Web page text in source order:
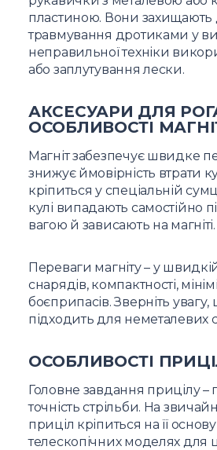
пластиною. Вони захищають
травмування дротиками у
неправильної техніки
або заплутування лески.
АКСЕСУАРИ ДЛЯ
ОСОБЛИВОСТІ
Магніт забезпечує швидке
знижує ймовірність втрати
кріпиться у спеціальній
кулі випадають самостійно
вагою й зависають на магніті.
Переваги магніту – у
снарядів, компактності,
боєприпасів. Зверніть увагу,
підходить для неметалевих
ОСОБЛИВОСТІ
Головне завдання прицілу –
точність стрільби. На
приціл кріпиться на її
телескопічних моделях для